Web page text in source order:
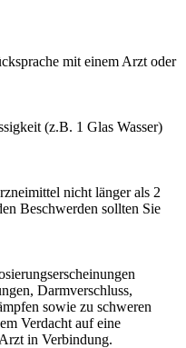
mit einem Arzt oder
(z.B. 1 Glas Wasser)
nicht länger als 2
Beschwerden sollten Sie
Darmverschluss,
sowie zu schweren
Verdacht auf eine
in Verbindung.